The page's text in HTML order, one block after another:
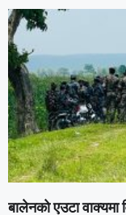
बालेनको एउटा